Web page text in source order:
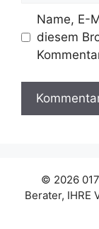
Name, E-
diesem
© 2026
Berater, IHRE